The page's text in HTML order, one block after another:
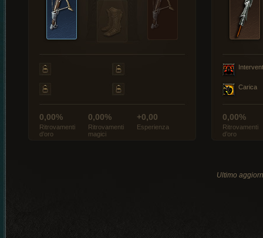
0,00%
Ritrovamenti
d’oro
0,00%
Ritrovamenti
magici
+0,00
Esperienza
Carica
0,00%
Ritrovamenti
d’oro
Ultimo